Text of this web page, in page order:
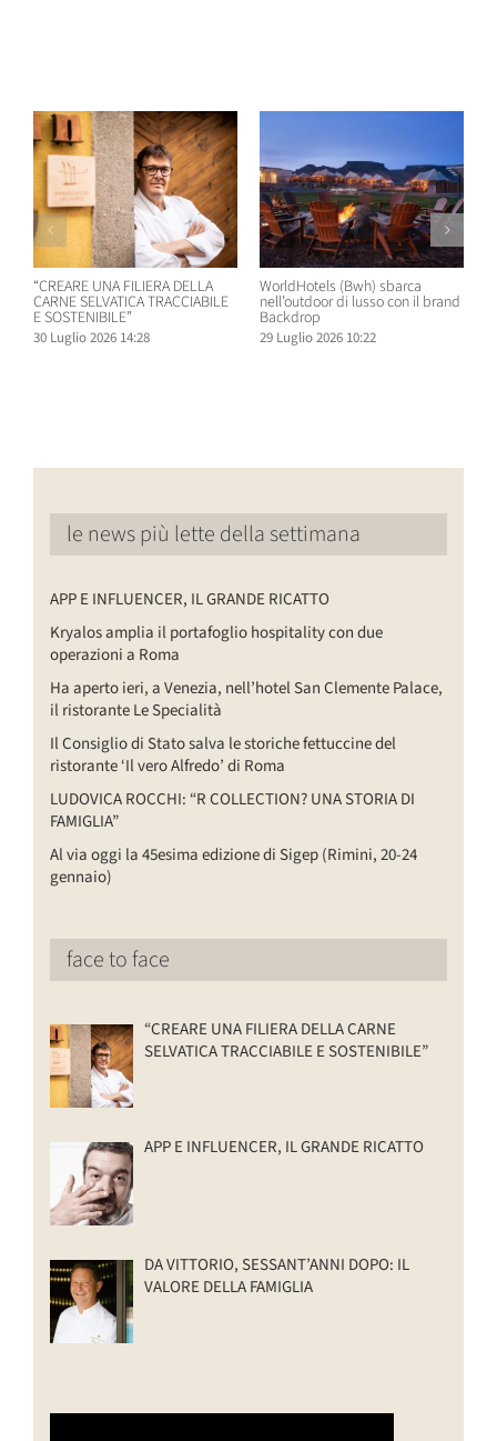
“CREARE UNA FILIERA DELLA
CARNE SELVATICA TRACCIABILE
E SOSTENIBILE”
30 Luglio 2026 14:28
WorldHotels (Bwh) sbarca
nell’outdoor di lusso con il brand
Backdrop
29 Luglio 2026 10:22
le news più lette della settimana
APP E INFLUENCER, IL GRANDE RICATTO
Kryalos amplia il portafoglio hospitality con due
operazioni a Roma
Ha aperto ieri, a Venezia, nell’hotel San Clemente Palace,
il ristorante Le Specialità
Il Consiglio di Stato salva le storiche fettuccine del
ristorante ‘Il vero Alfredo’ di Roma
LUDOVICA ROCCHI: “R COLLECTION? UNA STORIA DI
FAMIGLIA”
Al via oggi la 45esima edizione di Sigep (Rimini, 20-24
gennaio)
face to face
“CREARE UNA FILIERA DELLA CARNE
SELVATICA TRACCIABILE E SOSTENIBILE”
APP E INFLUENCER, IL GRANDE RICATTO
DA VITTORIO, SESSANT’ANNI DOPO: IL
VALORE DELLA FAMIGLIA